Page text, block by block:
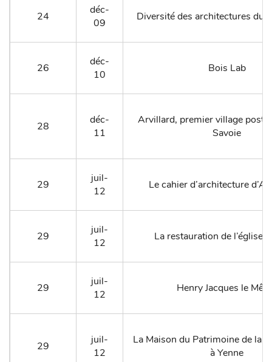
24
déc-
09
Diversité des architectures du
26
déc-
10
Bois Lab
28
déc-
11
Arvillard, premier village post-
Savoie
29
juil-
12
Le cahier d’architecture
29
juil-
12
La restauration de l’église
29
juil-
12
Henry Jacques le
29
juil-
12
La Maison du Patrimoine de la
à Yenne